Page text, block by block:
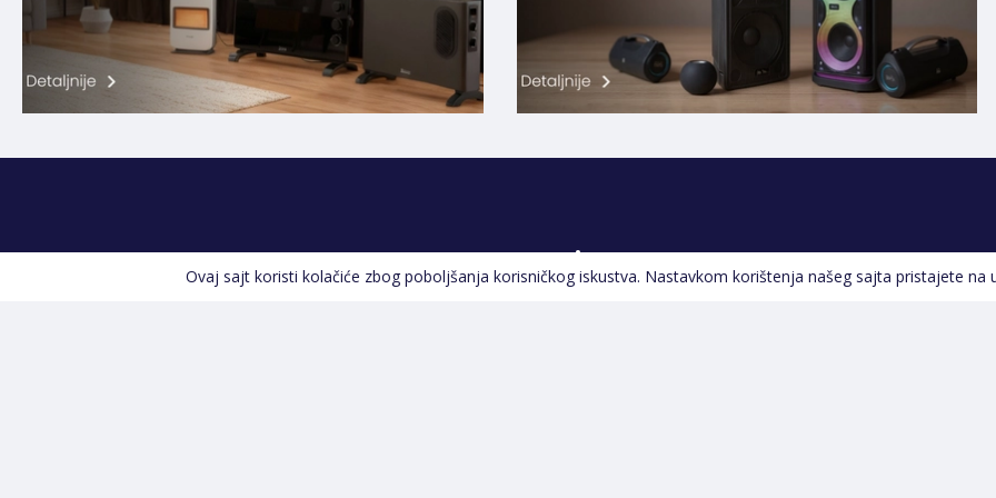
Pratite nas
Ovaj sajt koristi kolačiće zbog poboljšanja korisničkog iskustva. Nastavkom korištenja našeg sajta pristajete na